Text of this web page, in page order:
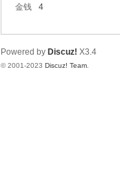
金钱
4
Powered by Discuz! X3.4
© 2001-2023 Discuz! Team